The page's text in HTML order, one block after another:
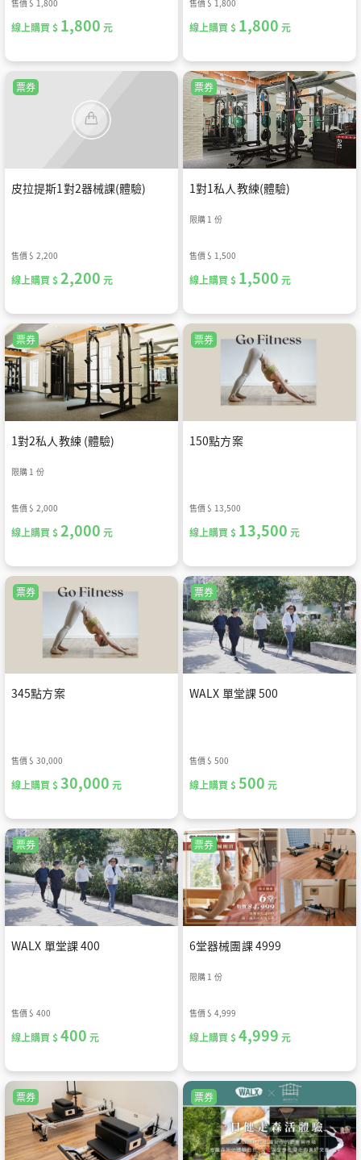
售價 $ 1,800
線上購買 $ 1,800 元
售價 $ 1,800
線上購買 $ 1,800 元
票券
皮拉提斯1對2器械課(體驗)
售價 $ 2,200
線上購買 $ 2,200 元
票券
1對1私人教練(體驗)
限購 1 份
售價 $ 1,500
線上購買 $ 1,500 元
票券
1對2私人教練 (體驗)
限購 1 份
售價 $ 2,000
線上購買 $ 2,000 元
票券
150點方案
售價 $ 13,500
線上購買 $ 13,500 元
票券
345點方案
售價 $ 30,000
線上購買 $30,000 元
票券
WALX 單堂課 500
售價 $ 500
線上購買 $500 元
票券
WALX 單堂課 400
售價 $ 400
線上購買 $400 元
票券
6堂器械團課 4999
限購 1 份
售價 $ 4,999
線上購買 $4,999 元
票券 票券